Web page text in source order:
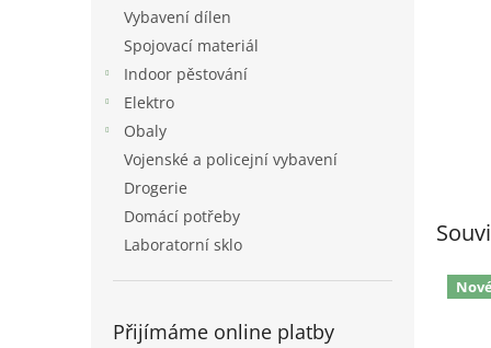
Vybavení dílen
Spojovací materiál
Indoor pěstování
Elektro
Obaly
Vojenské a policejní vybavení
Drogerie
Domácí potřeby
Laboratorní sklo
Přijímáme online platby
Nové